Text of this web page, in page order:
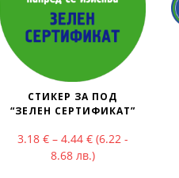
СТИКЕР ЗА ПОД
“ЗЕЛЕН СЕРТИФИКАТ”
3.18 € – 4.44 €Price range:
(6.22 -
8.68 лв.)